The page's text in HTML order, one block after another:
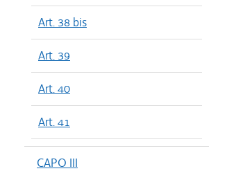
Art. 38 bis
Art. 39
Art. 40
Art. 41
CAPO III